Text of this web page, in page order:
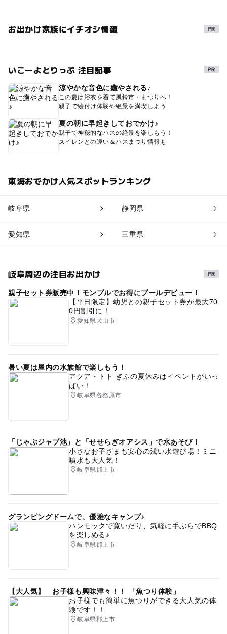
お出かけ家族にイチオシ情報
いこーよとりっぷ 注目記事
涼やかな音色に癒やされる♪
この夏は浴衣を着て風鈴市・まつりへ！
親子で絵付け体験や絶景を満喫しよう
夏の朝に早起きしておでかけ♪
親子で神秘的なハスの絶景を楽しもう！
スイレンとの違い＆ハスまつり情報も
東海おでかけ人気スポットランキング
岐阜県 静岡県
愛知県 三重県
岐阜周辺の注目お出かけ
親子セット券販売中！モンプルでお得にプールデビュー！
【平日限定】幼児との親子セット券が最大70
0円割引に！
愛知県犬山市
暑い夏は屋内の水族館で楽しもう！
アクア・トト ぎふの夏休みはイベントがいっ
ぱい！
岐阜県各務原市
「じゃぶジャブ池」と「せせらぎオアシス」で水あそび！
小さなお子さまも安心の浅い水遊び場！ミニ
噴水も大人気！
岐阜県郡上市
グランピングドームで、優雅なキャンプ♪
ハンモックで寛いだり、気軽に手ぶらでBBQ
を楽しめる♪
岐阜県郡上市
【大人気】 お子様も興味津々！！ 「魚つり体験」
お子様でも簡単に魚つりができる大人気の体
験です！！
岐阜県郡上市